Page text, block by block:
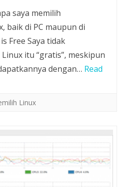
saya memilih
baik di PC maupun di
Free Saya tidak
itu “gratis”, meskipun
dengan… Read
Linux